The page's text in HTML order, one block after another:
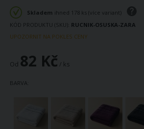
Skladem ihned 178 ks (více variant)
KÓD PRODUKTU (SKU) RUCNIK-OSUSKA-ZARA
UPOZORNIT NA POKLES CENY
Od 82 Kč / ks
BARVA